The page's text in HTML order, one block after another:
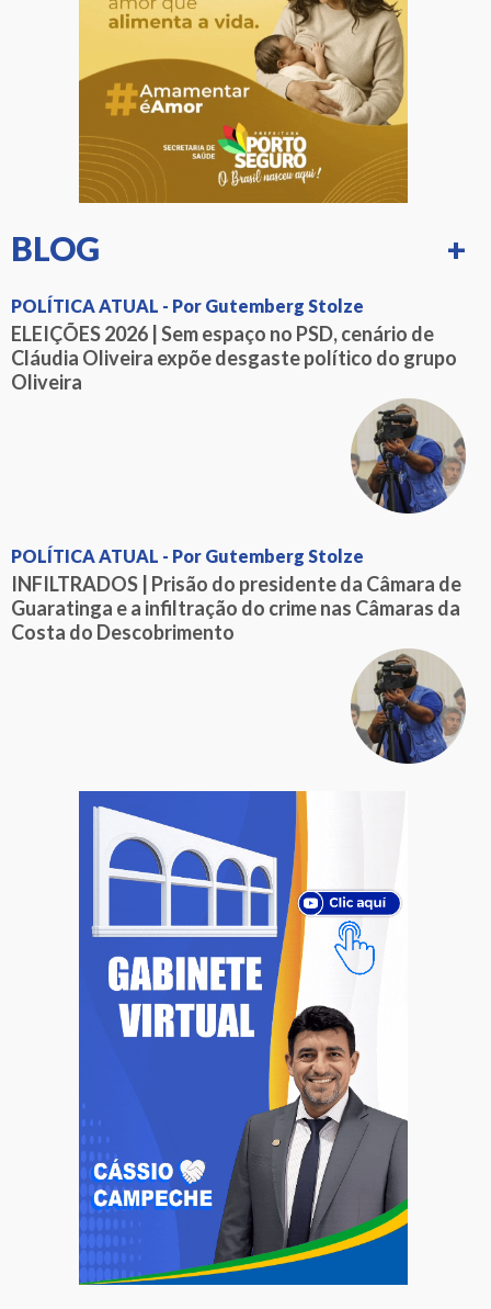
BLOG +
POLÍTICA ATUAL - Por Gutemberg Stolze
ELEIÇÕES 2026 | Sem espaço no PSD, cenário de
Cláudia Oliveira expõe desgaste político do grupo
Oliveira
POLÍTICA ATUAL - Por Gutemberg Stolze
INFILTRADOS | Prisão do presidente da Câmara de
Guaratinga e a infiltração do crime nas Câmaras da
Costa do Descobrimento